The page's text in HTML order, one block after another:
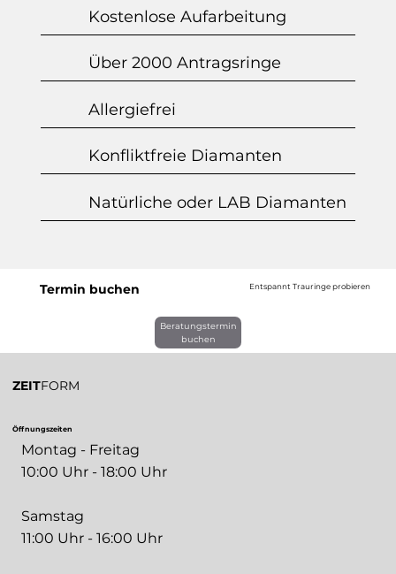
Kostenlose Aufarbeitung
Über 2000 Antragsringe
Allergiefrei
Konfliktfreie Diamanten
Natürliche oder LAB Diamanten
Termin buchen
Beratungstermin
buchen
Entspannt Trauringe probieren
ZEITFORM
Öffnungszeiten
Montag - Freitag
10:00 Uhr - 18:00 Uhr
Samstag
11:00 Uhr - 16:00 Uhr